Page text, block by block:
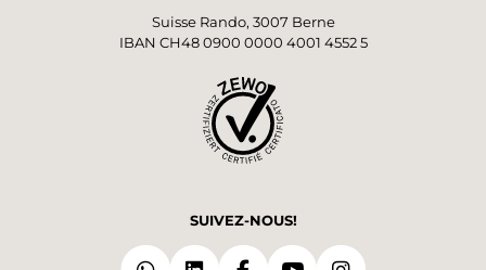
Suisse Rando, 3007 Berne
IBAN CH48 0900 0000 4001 4552 5
SUIVEZ-NOUS!